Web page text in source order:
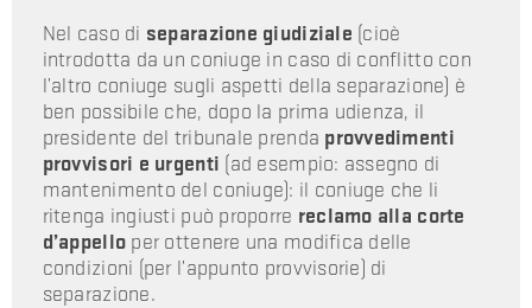
Nel caso di separazione giudiziale (cioè
introdotta da un coniuge in caso di conflitto con
l’altro coniuge sugli aspetti della separazione) è
ben possibile che, dopo la prima udienza, il
presidente del tribunale prenda provvedimenti
provvisori e urgenti (ad esempio: assegno di
mantenimento del coniuge): il coniuge che li
ritenga ingiusti può proporre reclamo alla corte
d’appello per ottenere una modifica delle
condizioni (per l’appunto provvisorie) di
separazione.